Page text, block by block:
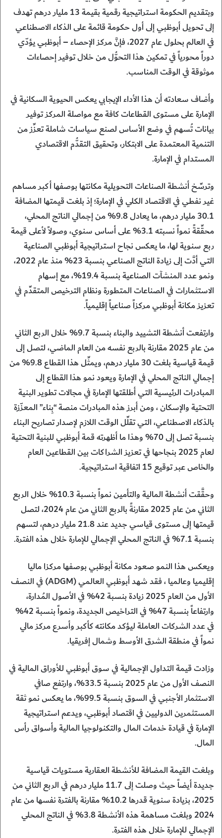
وبتقديم الحكومة استراتيجية رقمية بقيمة 13 مليار درهم تهدف
إلى تحويل أبوظبي إلى أول حكومة قائمة على الذكاء الاصطناعي
في العالم بحلول عام 2027، فإنَّ مركز الإحصاء – أبوظبي يؤدّي
دوراً محورياً في تمكين هذا التحوُّل من خلال توفير إحصاءات
موثوقة في الوقت المناسب.
وأضاف سعادته أن هذا الأداء الإيجابي يعكس الحيوية السكانية في
الإمارة على مستوى القطاعات كافة مع مواصلة المركز توفير
بيانات تُسهم في وضع الأساس لصنع سياسات شاملة تعزِّز من
التنمية المعتمدة على الابتكار، وتحقيق التقدُّم الاقتصادي
المستدام في الإمارة.
وترسِّخ أنشطة الصناعات التحويلية مكانتها بوصفها أكبر مساهم
غير نفطي في الاقتصاد الكلي في الإمارة؛ إذ بلغت قيمتها المضافة
30.1 مليار درهم، ما يعادل 9.8% من إجمالي الناتج المحلي،
محقِّقةً نمواً نسبته 3.1% على أساس سنوي، وصولاً لأعلى قيمة
ربع سنوية لها، ما يعكس نجاح استراتيجية أبوظبي الصناعية
التي أدَّت إلى زيادة الناتج الصناعي بنسبة 23% منذ عام 2022،
ونمو عدد المنشآت الصناعية بنسبة 19.4%، مع إسهام
الاستثمارات في الصناعات المتطورة ونظام الترخيص المتقدِّم في
تعزيز مكانة أبوظبي مركزاً صناعياً إقليمياً.
وارتفعت أنشطة التشييد والبناء بنسبة 9.7% خلال الربع الثاني
من عام 2025 مقارنة بالربع نفسه من العام الماضي، لتصل إلى
قيمة قياسية بلغت 30 مليار درهم، ويمثِّل هذا القطاع 9.8% من
إجمالي الناتج المحلي في الإمارة ويعود نمو هذا القطاع إلى
المبادرات الرئيسية التي أطلقتها الإمارة في مجالات تطوير البنية
التحتية والإسكان ، ومن أبرز هذه المبادرات منصة “بِناء” المعزّزة
بالذكاء الاصطناعي، التي تقلِّل الوقت اللازم لإصدار تصاريح البناء
بنسبة تصل إلى 70% وهذا ما أظهرته قمة أبوظبي للبنية التحتية
لعام 2025 بنجاحها في تعزيز الشراكات بين القطاعين العام
والخاص عبر توقيع 15 اتفاقية استراتيجية.
وحقَّقت أنشطة المالية والتأمين نمواً بنسبة 10.3% خلال الربع
الثاني من عام 2025 مقارنةً بالربع الثاني من عام 2024، لتصل
قيمتها إلى مستوى قياسي جديد عند 21.8 مليار درهم، لتسهم
بنسبة 7.1% في الناتج المحلي الإجمالي للإمارة خلال هذه الفترة.
ويعكس هذا النمو صعود مكانة أبوظبي بوصفها مركزا ماليا
إقليميا وعالميا ، فقد شهد أبوظبي العالمي (ADGM) في النصف
الأول من العام 2025 زيادة بنسبة 42% في الأصول المُدارة،
وارتفاعاً بنسبة 47% في التراخيص الجديدة، ونمواً بنسبة 42%
في عدد الشركات العاملة ليؤكد مكانته كأكبر وأسرع مركز مالي
نمواً في منطقة الشرق الأوسط وشمال إفريقيا.
وزادت قيمة التداول الإجمالية في سوق أبوظبي للأوراق المالية في
النصف الأول من عام 2025 بنسبة 33.5%، وارتفع صافي
الاستثمار الأجنبي في السوق بنسبة 99.5%، ما يعكس نمو ثقة
المستثمرين الدوليين في اقتصاد أبوظبي، ويدعم استراتيجية
الإمارة في قيادة خدمات المال والتكنولوجيا المالية وأسواق رأس
المال.
وبلغت القيمة المضافة للأنشطة العقارية مستويات قياسية
جديدة أيضاً حيث وصلت إلى 11.7 مليار درهم في الربع الثاني من
2025، بزيادة سنوية قدرها 10.2% مقارنة بالفترة نفسها من عام
2024 وبلغت مساهمة هذه الأنشطة 3.8% في الناتج المحلي
الإجمالي للإمارة خلال هذه الفترة.